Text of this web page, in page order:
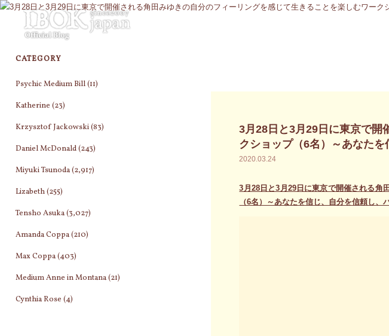
コ
3月28日と3月29日に東京で開
クショップ（6名）～あなた
2020.03.24
3月28日と3月29日に東京で開催される角
（6名）～あなたを信じ、自分を信頼し、
CATEGORY
Psychic Medium Bill(11)
Katherine (23)
Krzysztof Jackowski(83)
Daniel McDonald(243)
Miyuki Tsunoda(2,917)
Lizabeth(255)
Tensho Asuka(3,027)
Amanda Coppa(210)
Max Coppa(403)
Medium Anne in Montana(21)
Cynthia Rose (4)